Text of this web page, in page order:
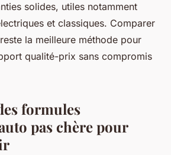
•5 min de lecture
solides, utiles notamment
et classiques. Comparer
la meilleure méthode pour
qualité-prix sans compromis
formules
pas chère pour